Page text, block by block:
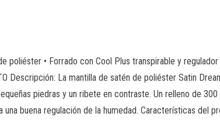
poliéster • Forrado con Cool Plus transpirable y
Descripción: La mantilla de satén de poliéster Satin
piedras y un ribete en contraste. Un relleno de
buena regulación de la humedad. Características del